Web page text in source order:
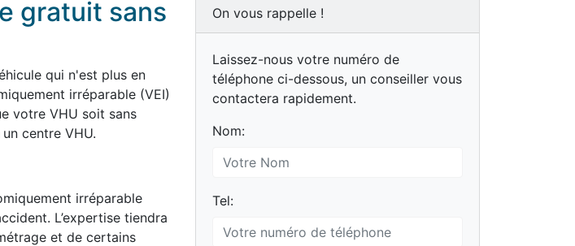
gratuit sans
qui n'est plus en
irréparable (VEI)
votre VHU soit sans
centre VHU.
irréparable
L’expertise tiendra
et de certains
On vous rappelle !
Laissez-nous votre numéro de
téléphone ci-dessous, un conseiller vous
contactera rapidement.
Nom:
Tel: